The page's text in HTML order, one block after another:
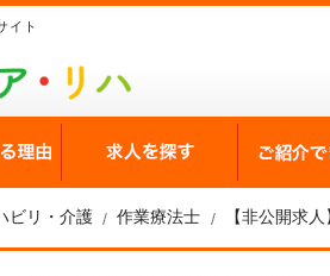
イト
当社が選ばれる理由 求人を探す
ビリ・介護 作業療法士